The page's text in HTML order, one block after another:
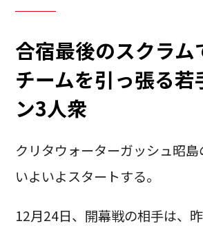
合宿最後のスクラム
チームを引っ張る若
ン3人衆
クリタウォーターガッシュ昭島
いよいよスタートする。
12月24日、開幕戦の相手は、